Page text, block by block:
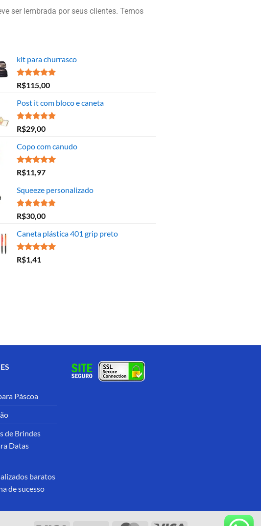
ser lembrada por seus clientes. Temos
kit para churrasco
Avaliação
5.00
de 5
R$115,00
Post it com bloco e caneta
Avaliação
5.00
de 5
R$29,00
Copo com canudo
Avaliação
5.00
de 5
R$11,97
Squeeze personalizado
Avaliação
5.00
de 5
R$30,00
Caneta plástica 401 grip preto
Avaliação
5.00 de 5
R$1,41
Páscoa
de Brindes
Datas
baratos
de sucesso